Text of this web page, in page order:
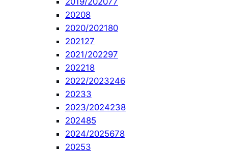
20208
2020/202180
202127
2021/202297
202218
2022/2023246
20233
2023/2024238
202485
2024/2025678
20253